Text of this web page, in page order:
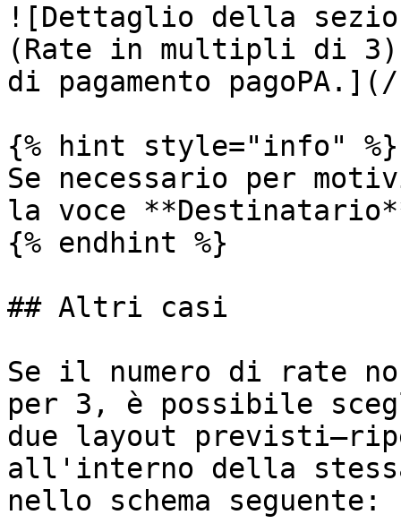
![Dettaglio della
(Rate in multipli di
di pagamento pagoPA.](/
{% hint style="info" %}
Se necessario per
la voce
{% endhint %}
## Altri casi
Se il numero di rate
per 3, è possibile
due layout
all'interno della
nello schema seguente: